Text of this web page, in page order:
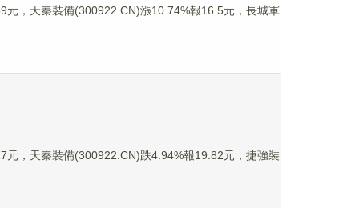
，天秦裝備(300922.CN)漲10.74%報16.5元，長城軍
，天秦裝備(300922.CN)跌4.94%報19.82元，捷強裝